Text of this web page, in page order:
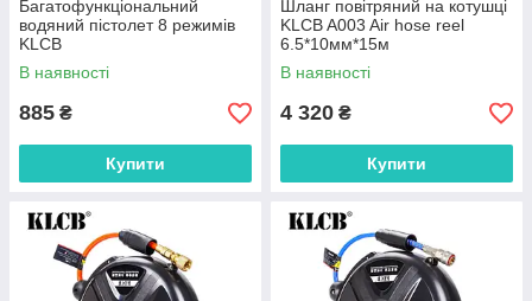
Багатофункціональний
водяний пістолет 8 режимів
KLCB
В наявності
885 ₴
Купити
Шланг повітряний на котушці
KLCB A003 Air hose reel
6.5*10мм*15м
В наявності
4 320 ₴
Купити